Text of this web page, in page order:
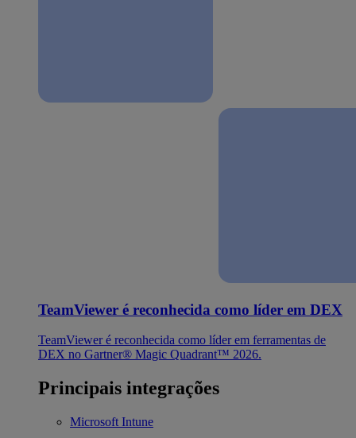
TeamViewer é reconhecida como líder em DEX
TeamViewer é reconhecida como líder em ferramentas de
DEX no Gartner® Magic Quadrant™ 2026.
Principais integrações
Microsoft Intune